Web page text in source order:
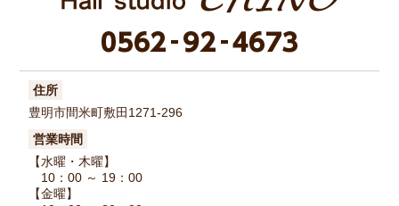
住所
豊明市間米町敷田1271-296
営業時間
【水曜・木曜】
10：00 ～ 19：00
【金曜】